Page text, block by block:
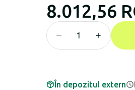
8.012,56
În depozitul extern